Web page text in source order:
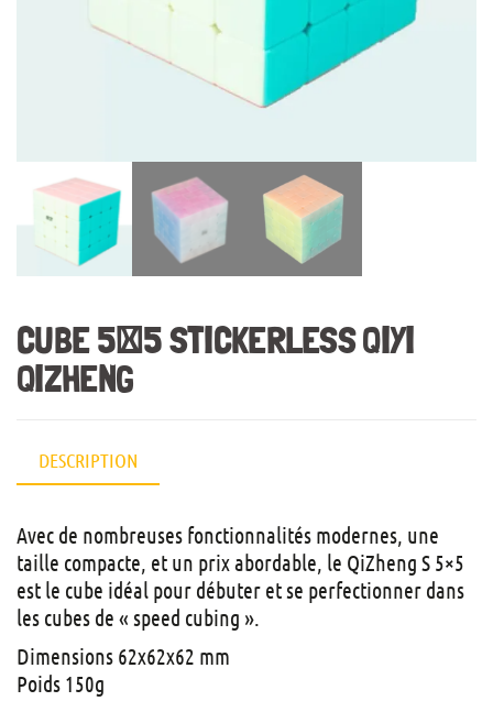
CUBE 5×5 STICKERLESS QIYI
QIZHENG
DESCRIPTION
Avec de nombreuses fonctionnalités modernes, une
taille compacte, et un prix abordable, le QiZheng S 5×5
est le cube idéal pour débuter et se perfectionner dans
les cubes de « speed cubing ».
Dimensions 62x62x62 mm
Poids 150g